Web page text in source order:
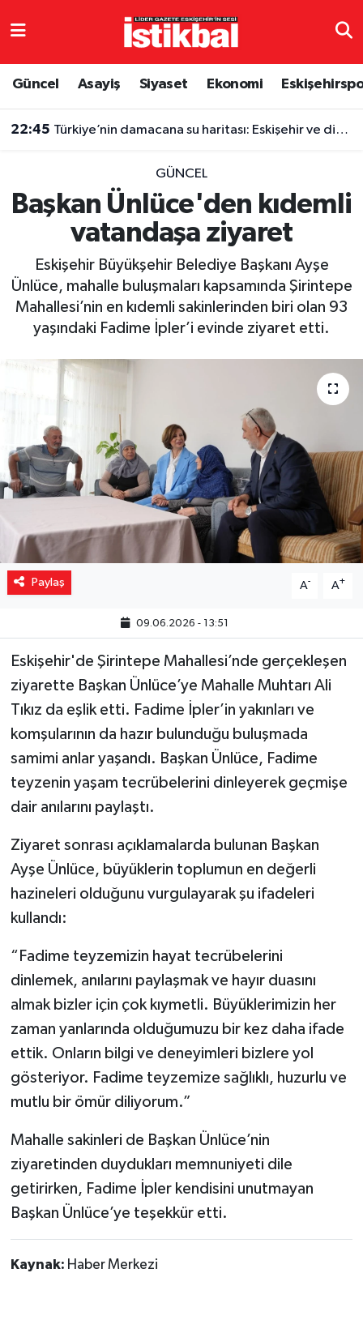
Güncel Asayiş Siyaset Ekonomi
22:45 Türkiye’nin damacana su haritası: Eskişehir ve diğer illerde fiyatlar ne kadar?
GÜNCEL
Başkan Ünlüce'den kıdemli
vatandaşa ziyaret
Eskişehir Büyükşehir Belediye Başkanı Ayşe
Ünlüce, mahalle buluşmaları kapsamında Şirintepe
Mahallesi’nin en kıdemli sakinlerinden biri olan 93
yaşındaki Fadime İpler’i evinde ziyaret etti.
Paylaş A- A+
09.06.2026 - 13:51
Eskişehir'de Şirintepe Mahallesi’nde gerçekleşen
ziyarette Başkan Ünlüce’ye Mahalle Muhtarı Ali
Tıkız da eşlik etti. Fadime İpler’in yakınları ve
komşularının da hazır bulunduğu buluşmada
samimi anlar yaşandı. Başkan Ünlüce, Fadime
teyzenin yaşam tecrübelerini dinleyerek geçmişe
dair anılarını paylaştı.
Ziyaret sonrası açıklamalarda bulunan Başkan
Ayşe Ünlüce, büyüklerin toplumun en değerli
hazineleri olduğunu vurgulayarak şu ifadeleri
kullandı:
“Fadime teyzemizin hayat tecrübelerini
dinlemek, anılarını paylaşmak ve hayır duasını
almak bizler için çok kıymetli. Büyüklerimizin her
zaman yanlarında olduğumuzu bir kez daha ifade
ettik. Onların bilgi ve deneyimleri bizlere yol
gösteriyor. Fadime teyzemize sağlıklı, huzurlu ve
mutlu bir ömür diliyorum.”
Mahalle sakinleri de Başkan Ünlüce’nin
ziyaretinden duydukları memnuniyeti dile
getirirken, Fadime İpler kendisini unutmayan
Başkan Ünlüce’ye teşekkür etti.
Kaynak: Haber Merkezi
Eskişehirspor
Spor
Eğitim
Ekonomi
Yaşam
Resmi ilanlar
Eskişehir Nöbetçi Eczaneler
Eskişehir Trafik Yoğunluk Haritası
TFF 3.Lig 4.Grup Puan Durumu ve Fikstür
Tüm Manşetler
Son Dakika Haberleri